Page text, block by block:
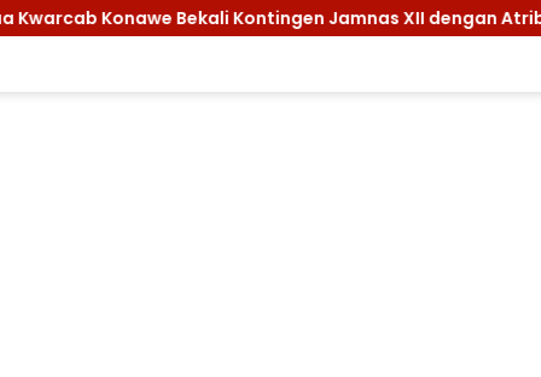
Jamnas XII dengan Atribut dan Motivasi, Incar Gelar